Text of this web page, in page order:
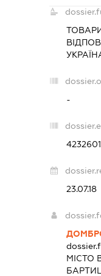
-
23.07.18
МІСТО